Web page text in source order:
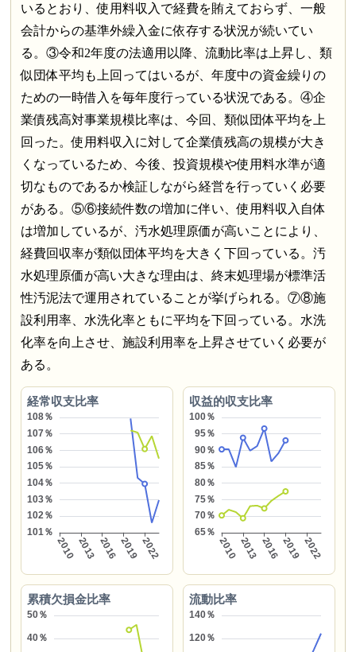
いるとおり、使用料収入で経費を賄えておらず、一般
会計からの基準外繰入金に依存する状況が続いてい
る。③令和2年度の法適用以降、流動比率は上昇し、類
似団体平均も上回ってはいるが、年度中の資金繰りの
ための一時借入を毎年度行っている状況である。④企
業債残高対事業規模比率は、今回、類似団体平均を上
回った。使用料収入に対して企業債残高の規模が大き
くなっているため、今後、投資規模や使用料水準が適
切なものであるか検証しながら経営を行っていく必要
がある。⑤⑥接続件数の増加に伴い、使用料収入自体
は増加しているが、汚水処理原価が高いことにより、
経費回収率が類似団体平均を大きく下回っている。汚
水処理原価が高い大きな理由は、終末処理場が標準活
性汚泥法で運用されていることが挙げられる。⑦⑧施
設利用率、水洗化率ともに平均を下回っている。水洗
化率を向上させ、施設利用率を上昇させていく必要が
ある。
経常収支比率 収益的収支比率
累積欠損金比率 流動比率